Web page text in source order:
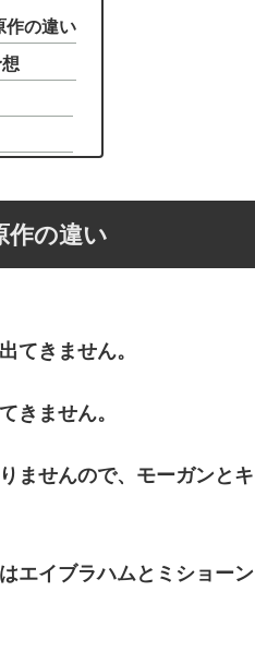
作の違い
作の違い
てきません。
きません。
ませんので、モーガンとキ
エイブラハムとミショーン